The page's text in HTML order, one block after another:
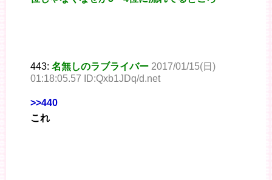
443: 名無しのラブライバー 2017/01/15(日)
01:18:05.57 ID:Qxb1JDq/d.net
>>440
これ